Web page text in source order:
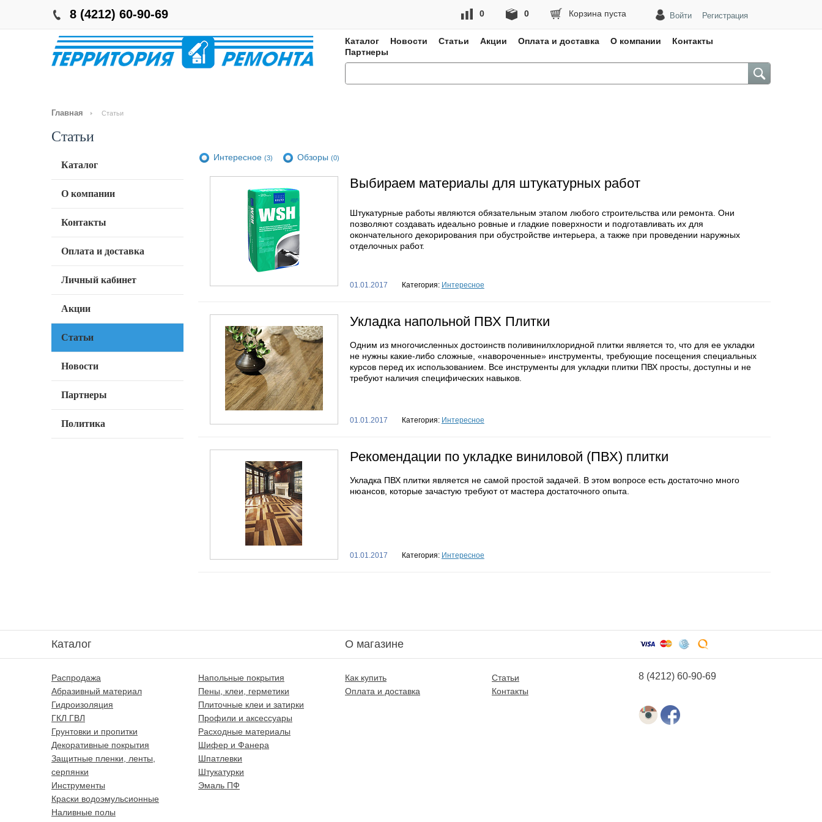
8 (4212) 60-90-69 Войти Регистрация
Корзина пуста
0
0
Каталог Новости Статьи Акции Оплата и доставка О компании
Контакты
Партнеры
Главная Статьи
Статьи
Каталог
О компании
Контакты
Оплата и доставка
Личный кабинет
Акции
Статьи
Новости
Партнеры
Политика
Интересное (3) Обзоры (0)
Выбираем материалы для штукатурных работ
Штукатурные работы являются обязательным этапом любого строительства или ремонта. Они
позволяют создавать идеально ровные и гладкие поверхности и подготавливать их для
окончательного декорирования при обустройстве интерьера, а также при проведении наружных
отделочных работ.
01.01.2017 Категория: Интересное
Укладка напольной ПВХ Плитки
Одним из многочисленных достоинств поливинилхлоридной плитки является то, что для ее укладки
не нужны какие-либо сложные, «навороченные» инструменты, требующие посещения специальных
курсов перед их использованием. Все инструменты для укладки плитки ПВХ просты, доступны и не
требуют наличия специфических навыков.
01.01.2017 Категория: Интересное
Рекомендации по укладке виниловой (ПВХ) плитки
Укладка ПВХ плитки является не самой простой задачей. В этом вопросе есть достаточно много
нюансов, которые зачастую требуют от мастера достаточного опыта.
01.01.2017 Категория: Интересное
Каталог О магазине
Распродажа
Абразивный материал
Гидроизоляция
ГКЛ ГВЛ
Грунтовки и пропитки
Декоративные покрытия
Защитные пленки, ленты,
серпянки
Инструменты
Краски водоэмульсионные
Наливные полы
Напольные покрытия
Пены, клеи, герметики
Плиточные клеи и затирки
Профили и аксессуары
Расходные материалы
Шифер и Фанера
Шпатлевки
Штукатурки
Эмаль ПФ
Как купить
Оплата и доставка
Статьи
Контакты
8 (4212) 60-90-69